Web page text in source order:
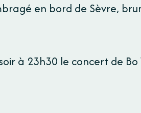
en bord de Sèvre,
à 23h30 le concert de